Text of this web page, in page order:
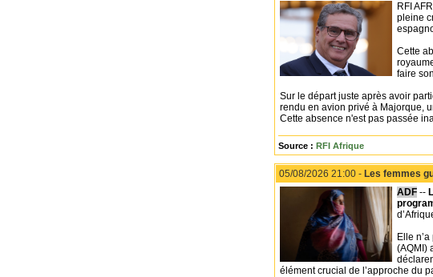
RFI
pleine
Cette
faire
Sur le départ juste après avoir
rendu en avion privé à Majorque,
Cette absence n'est pas passée
Source : RFI Afrique
05/08/2026 21:00 - Les femmes
ADF --
Elle
(AQMI)
élément crucial de l’approche du